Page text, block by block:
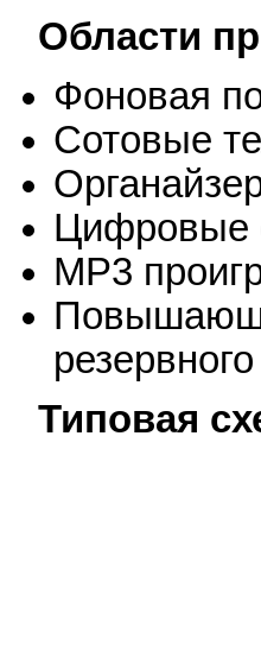
Области
Фоновая
Сотовые
Цифровые
MP3
Типовая